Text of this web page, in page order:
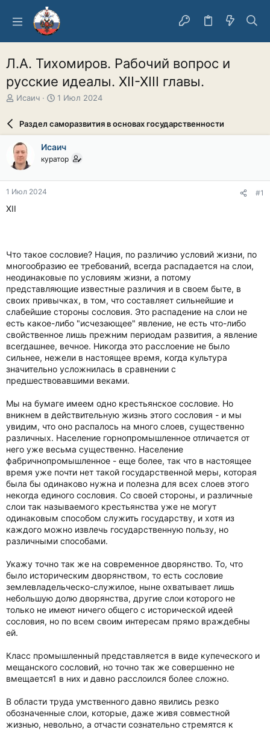
Л.А. Тихомиров. Рабочий вопрос и
русские идеалы. XII-XIII главы.
А
о
р
т
е
м
ы
Исаич
Д
а
а
ч
л
1 Июл 2024
Раздел саморазвития в основах государственности
Исаич
куратор
1 Июл 2024 #1
XII
Что такое сословие? Нация, по различию условий жизни, по
многообразию ее требований, всегда распадается на слои,
неодинаковые по условиям жизни, а потому
представляющие известные различия и в своем быте, в
своих привычках, в том, что составляет сильнейшие и
слабейшие стороны сословия. Это распадение на слои не
есть какое-либо "исчезающее" явление, не есть что-либо
свойственное лишь прежним периодам развития, а явление
всегдашнее, вечное. Никогда это расслоение не было
сильнее, нежели в настоящее время, когда культура
значительно усложнилась в сравнении с
предшествовавшими веками.
Мы на бумаге имеем одно крестьянское сословие. Но
вникнем в действительную жизнь этого сословия - и мы
увидим, что оно распалось на много слоев, существенно
различных. Население горнопромышленное отличается от
него уже весьма существенно. Население
фабричнопромышленное - еще более, так что в настоящее
время уже почти нет такой государственной меры, которая
была бы одинаково нужна и полезна для всех слоев этого
некогда единого сословия. Со своей стороны, и различные
слои так называемого крестьянства уже не могут
одинаковым способом служить государству, и хотя из
каждого можно извлечь государственную пользу, но
различными способами.
Укажу точно так же на современное дворянство. То, что
было историческим дворянством, то есть сословие
землевладельческо-служилое, ныне охватывает лишь
небольшую долю дворянства, другие слои которого не
только не имеют ничего общего с исторической идеей
сословия, но по всем своим интересам прямо враждебны
ей.
Класс промышленный представляется в виде купеческого и
мещанского сословий, но точно так же совершенно не
вмещается1 в них и давно расслоился более сложно.
В области труда умственного давно явились резко
обозначенные слои, которые, даже живя совместной
жизнью, невольно, а отчасти сознательно стремятся к